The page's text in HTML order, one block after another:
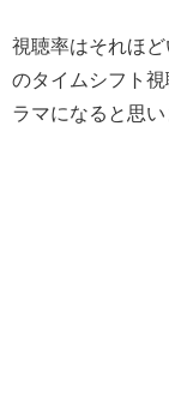
視聴率はそれほ
のタイムシフト
ラマになると思い